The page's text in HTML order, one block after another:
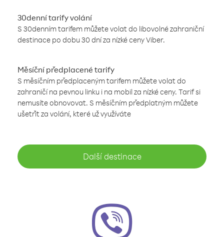
30denní tarify volání
S 30denním tarifem můžete volat do libovolné zahraniční
destinace po dobu 30 dní za nízké ceny Viber.
Měsíční předplacené tarify
S měsíčním předplaceným tarifem můžete volat do
zahraničí na pevnou linku i na mobil za nízké ceny. Tarif si
nemusíte obnovovat. S měsíčním předplatným můžete
ušetřit za volání, které už využíváte
Další destinace